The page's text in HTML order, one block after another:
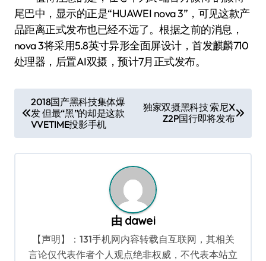
尾巴中，显示的正是“HUAWEI nova 3”，可见这款产
品距离正式发布也已经不远了。根据之前的消息，
nova 3将采用5.8英寸异形全面屏设计，首发麒麟710
处理器，后置AI双摄，预计7月正式发布。
章
导
航
2018国产黑科技集体爆
发 但最“黑”的却是这款
VVETIME投影手机
独家双摄黑科技 索尼X
Z2P国行即将发布
由 dawei
【声明】：131手机网内容转载自互联网，其相关
言论仅代表作者个人观点绝非权威，不代表本站立